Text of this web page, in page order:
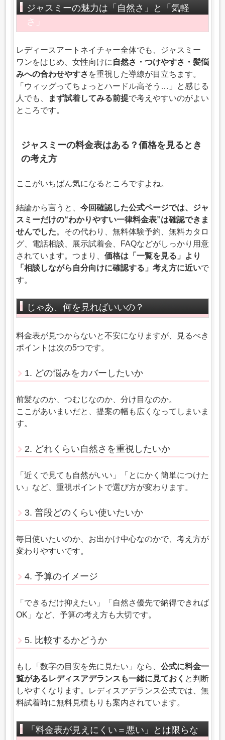
ジャスミーの魅力は「自然さ」と「気軽
さ」
レディースアートネイチャー全体でも、ジャスミー
ワンをはじめ、女性向けに 自然さ・つけやすさ・髪悩
みへの合わせやすさ を重視した導線が目立ちます。
「ウィッグってちょっとハードル高そう…」と感じる
人でも、
まず試着してみる前提で考えやすいのがよい
ところです。
ジャスミーの料金表はある？価格を見るとき
の考え方
ここがいちばん気になるところですよね。
結論から言うと、 今回確認した公式ページでは、ジャ
スミーだけの“わかりやすい一律料金表”は確認できま
せんでした。その代わり、無料体験予約、無料カタロ
グ、電話相談、展示試着会、FAQなどがしっかり用意
されています。つまり、 価格は「一覧を見る」より
「相談しながら自分向けに確認する」考え方に近いで
す。
じゃあ、何を見ればいいの？
料金表が見つからないと不安になりますが、見るべき
ポイントは次の5つです。
1. どの悩みをカバーしたいか
前髪なのか、つむじなのか、分け目なのか。
ここがあいまいだと、提案の幅も広くなってしまいま
す。
2. どれくらい自然さを重視したいか
「近くで見ても自然がいい」「とにかく簡単につけた
い」など、重視ポイントで選び方が変わります。
3. 普段どのくらい使いたいか
毎日使いたいのか、お出かけ中心なのかで、考え方が
変わりやすいです。
4. 予算のイメージ
「できるだけ抑えたい」「自然さ優先で納得できれば
OK」など、予算の考え方も大切です。
5. 比較するかどうか
もし「数字の目安を先に見たい」なら、 公式に料金一
覧があるレディスアデランスも一緒に見ておく と判断
しやすくなります。レディスアデランス公式では、無
料試着時に無料見積もりも案内されています。
「料金表が見えにくい＝悪い」とは限らな